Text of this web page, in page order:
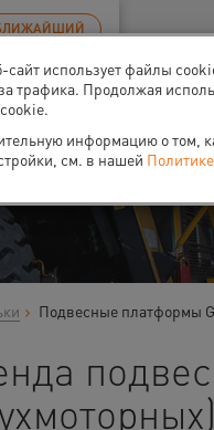
Подвесные платформы
сайт использует файлы
трафика. Продолжая
информацию о том,
см. в нашей